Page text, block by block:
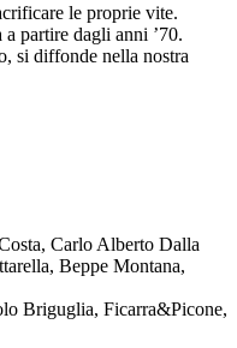
le proprie vite.
partire dagli anni ’70.
si diffonde nella nostra
Carlo Alberto Dalla
Beppe Montana,
Briguglia, Ficarra&Picone,